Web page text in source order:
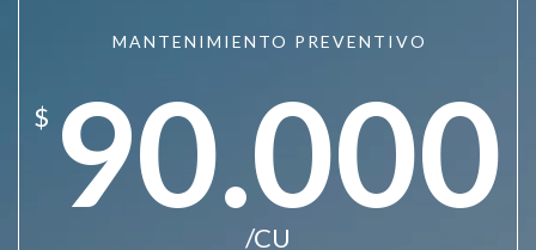
MANTENIMIENTO PREVENTIVO
$ 90.000
/CU